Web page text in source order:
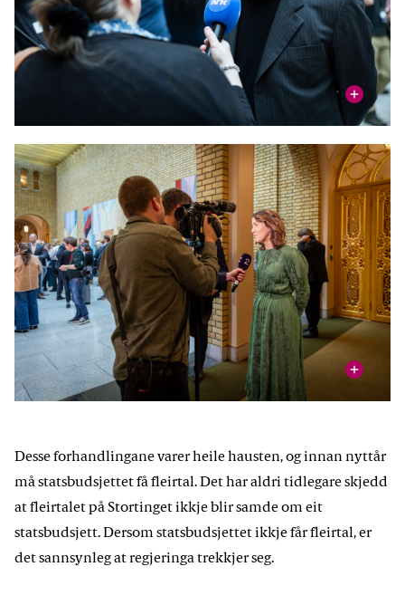
frå fleire parti på Stortinget. Mellom anna Raudt, her ved
Mimir Kristjansson.
Foto: Stortinget
vis
sørgje for at dei raudgrøne partia blir samde til slutt.
vis
Desse forhandlingane varer heile hausten, og innan nyttår
må statsbudsjettet få fleirtal. Det har aldri tidlegare skjedd
at fleirtalet på Stortinget ikkje blir samde om eit
statsbudsjett. Dersom statsbudsjettet ikkje får fleirtal, er
det sannsynleg at regjeringa trekkjer seg.